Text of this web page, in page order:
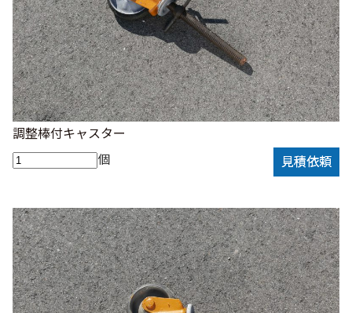
調整棒付キャスター
個
見積依頼